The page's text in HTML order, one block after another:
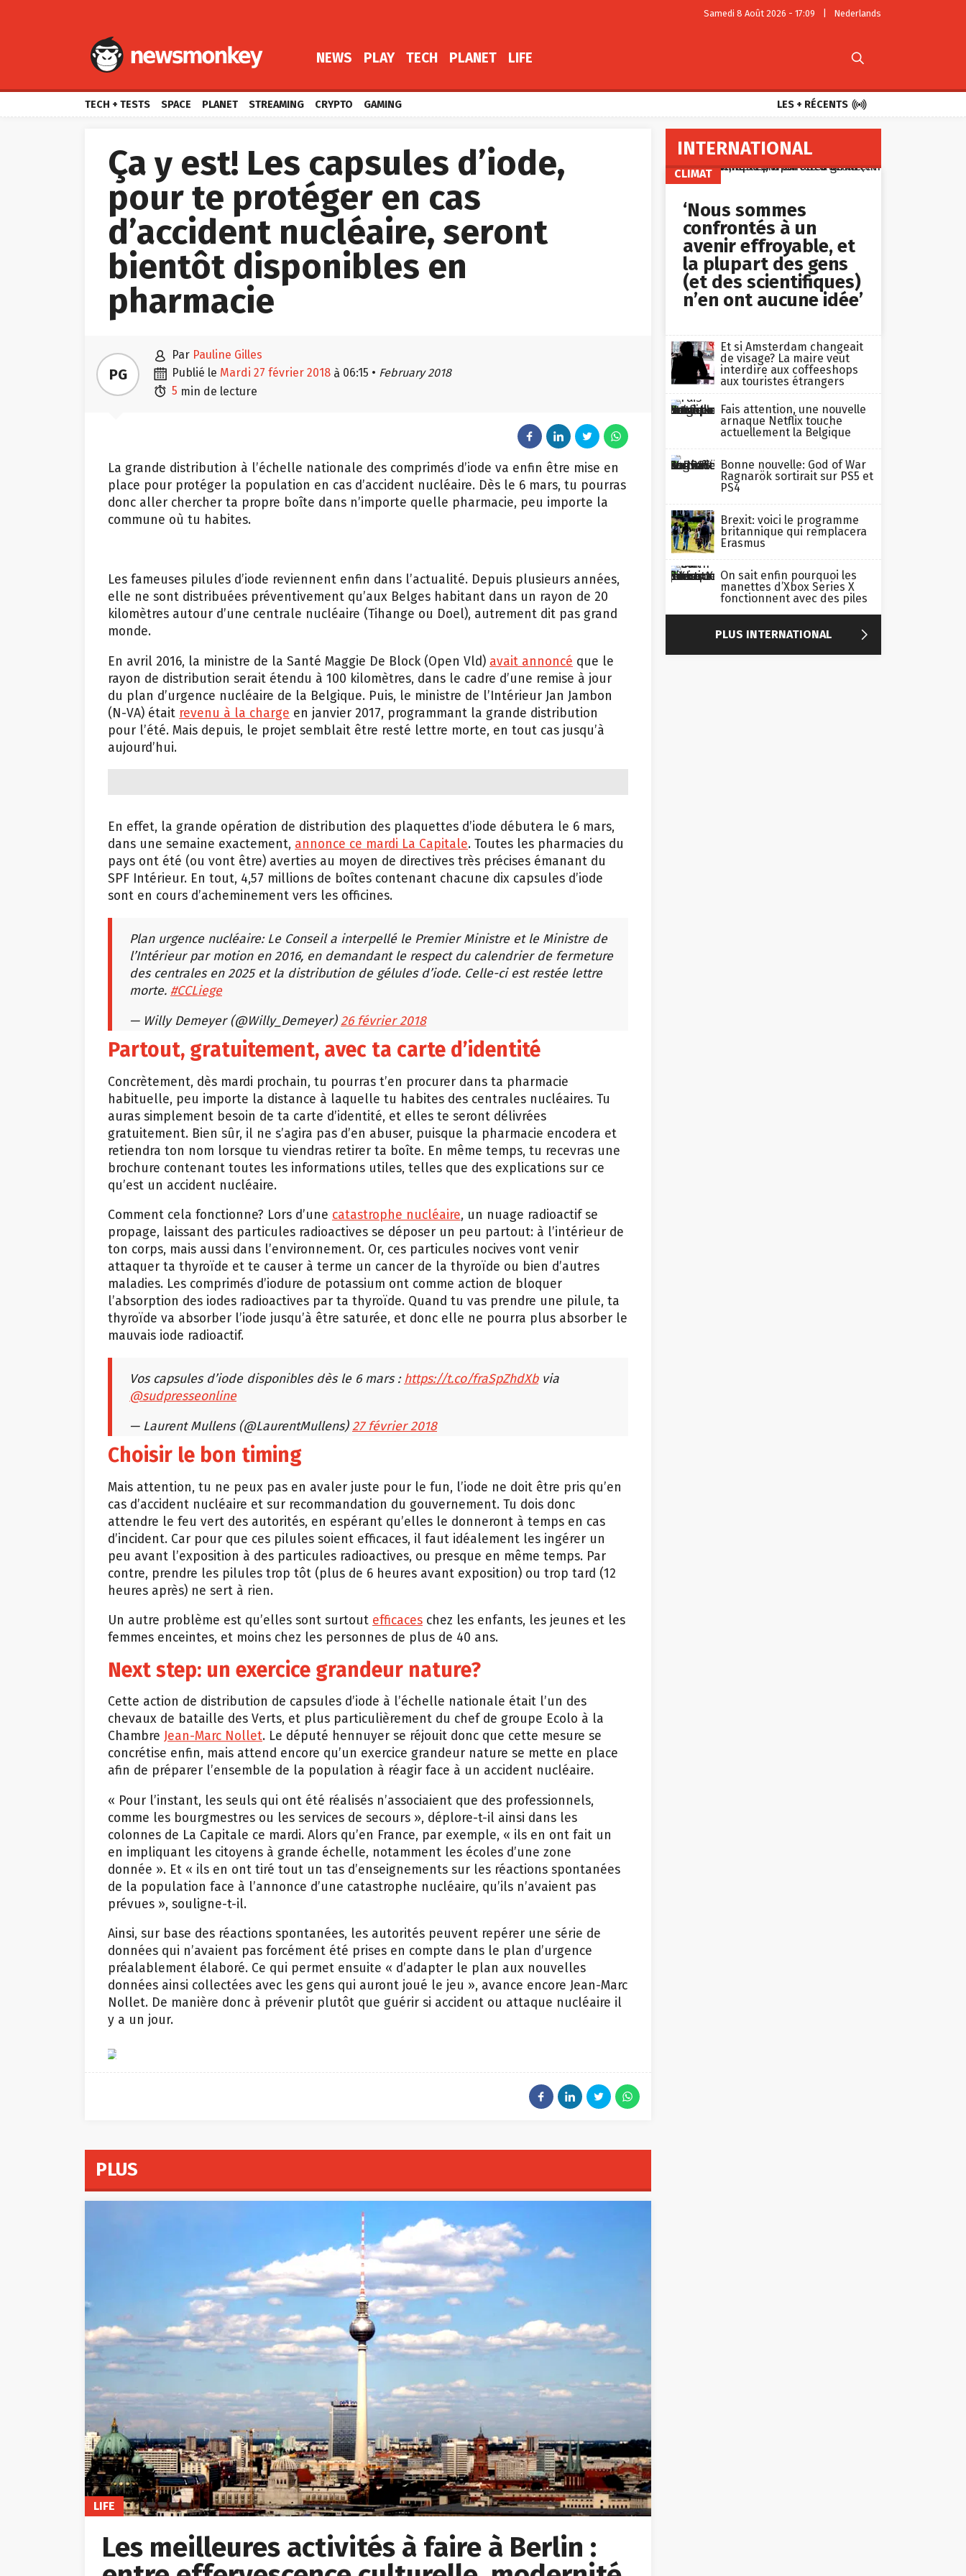
Samedi 8 Août 2026 - 17:09 Nederlands
NEWS PLAY TECH PLANET LIFE 
TECH + TESTS SPACE PLANET STREAMING CRYPTO GAMING LES + RÉCENTS 
Ça y est! Les capsules d’iode,
pour te protéger en cas
d’accident nucléaire, seront
bientôt disponibles en
pharmacie
PG
 par Pauline Gilles
 publié le mardi 27 février 2018 à 06:15 • February 2018
 5 min de lecture
La grande distribution à l’échelle nationale des comprimés d’iode va enfin être mise en
place pour protéger la population en cas d’accident nucléaire. Dès le 6 mars, tu pourras
donc aller chercher ta propre boîte dans n’importe quelle pharmacie, peu importe la
commune où tu habites.
Les fameuses pilules d’iode reviennent enfin dans l’actualité. Depuis plusieurs années,
elle ne sont distribuées préventivement qu’aux Belges habitant dans un rayon de 20
kilomètres autour d’une centrale nucléaire (Tihange ou Doel), autrement dit pas grand
monde.
En avril 2016, la ministre de la Santé Maggie De Block (Open Vld) avait annoncé que le
rayon de distribution serait étendu à 100 kilomètres, dans le cadre d’une remise à jour
du plan d’urgence nucléaire de la Belgique. Puis, le ministre de l’Intérieur Jan Jambon
(N-VA) était revenu à la charge en janvier 2017, programmant la grande distribution
pour l’été. Mais depuis, le projet semblait être resté lettre morte, en tout cas jusqu’à
aujourd’hui.
En effet, la grande opération de distribution des plaquettes d’iode débutera le 6 mars,
dans une semaine exactement, annonce ce mardi La Capitale. Toutes les pharmacies du
pays ont été (ou vont être) averties au moyen de directives très précises émanant du
SPF Intérieur. En tout, 4,57 millions de boîtes contenant chacune dix capsules d’iode
sont en cours d’acheminement vers les officines.
Plan urgence nucléaire: Le Conseil a interpellé le Premier Ministre et le Ministre de
l’Intérieur par motion en 2016, en demandant le respect du calendrier de fermeture
des centrales en 2025 et la distribution de gélules d’iode. Celle-ci est restée lettre
morte. #CCLiege
— Willy Demeyer (@Willy_Demeyer)26 février 2018
Partout, gratuitement, avec ta carte d’identité
Concrètement, dès mardi prochain, tu pourras t’en procurer dans ta pharmacie
habituelle, peu importe la distance à laquelle tu habites des centrales nucléaires. Tu
auras simplement besoin de ta carte d’identité, et elles te seront délivrées
gratuitement. Bien sûr, il ne s’agira pas d’en abuser, puisque la pharmacie encodera et
retiendra ton nom lorsque tu viendras retirer ta boîte. En même temps, tu recevras une
brochure contenant toutes les informations utiles, telles que des explications sur ce
qu’est un accident nucléaire.
Comment cela fonctionne? Lors d’une catastrophe nucléaire, un nuage radioactif se
propage, laissant des particules radioactives se déposer un peu partout: à l’intérieur de
ton corps, mais aussi dans l’environnement. Or, ces particules nocives vont venir
attaquer ta thyroïde et te causer à terme un cancer de la thyroïde ou bien d’autres
maladies. Les comprimés d’iodure de potassium ont comme action de bloquer
l’absorption des iodes radioactives par ta thyroïde. Quand tu vas prendre une pilule, ta
thyroïde va absorber l’iode jusqu’à être saturée, et donc elle ne pourra plus absorber le
mauvais iode radioactif.
Vos capsules d’iode disponibles dès le 6 mars :https://t.co/fraSpZhdXbvia
@sudpresseonline
— Laurent Mullens (@LaurentMullens)27 février 2018
Choisir le bon timing
Mais attention, tu ne peux pas en avaler juste pour le fun, l’iode ne doit être pris qu’en
cas d’accident nucléaire et sur recommandation du gouvernement. Tu dois donc
attendre le feu vert des autorités, en espérant qu’elles le donneront à temps en cas
d’incident. Car pour que ces pilules soient efficaces, il faut idéalement les ingérer un
peu avant l’exposition à des particules radioactives, ou presque en même temps. Par
contre, prendre les pilules trop tôt (plus de 6 heures avant exposition) ou trop tard (12
heures après) ne sert à rien.
Un autre problème est qu’elles sont surtout efficaces chez les enfants, les jeunes et les
femmes enceintes, et moins chez les personnes de plus de 40 ans.
Next step: un exercice grandeur nature?
Cette action de distribution de capsules d’iode à l’échelle nationale était l’un des
chevaux de bataille des Verts, et plus particulièrement du chef de groupe Ecolo à la
Chambre Jean-Marc Nollet. Le député hennuyer se réjouit donc que cette mesure se
concrétise enfin, mais attend encore qu’un exercice grandeur nature se mette en place
afin de préparer l’ensemble de la population à réagir face à un accident nucléaire.
« Pour l’instant, les seuls qui ont été réalisés n’associaient que des professionnels,
comme les bourgmestres ou les services de secours », déplore-t-il ainsi dans les
colonnes de La Capitale ce mardi. Alors qu’en France, par exemple, « ils en ont fait un
en impliquant les citoyens à grande échelle, notamment les écoles d’une zone
donnée ». Et « ils en ont tiré tout un tas d’enseignements sur les réactions spontanées
de la population face à l’annonce d’une catastrophe nucléaire, qu’ils n’avaient pas
prévues », souligne-t-il.
Ainsi, sur base des réactions spontanées, les autorités peuvent repérer une série de
données qui n’avaient pas forcément été prises en compte dans le plan d’urgence
préalablement élaboré. Ce qui permet ensuite « d’adapter le plan aux nouvelles
données ainsi collectées avec les gens qui auront joué le jeu », avance encore Jean-Marc
Nollet. De manière donc à prévenir plutôt que guérir si accident ou attaque nucléaire il
y a un jour.
PLUS
LIFE
Les meilleures activités à faire à Berlin :
INTERNATIONAL
CLIMAT
‘Nous sommes
confrontés à un
avenir effroyable, et
la plupart des gens
(et des scientifiques)
n’en ont aucune idée’
Et si Amsterdam changeait
de visage? La maire veut
interdire aux coffeeshops
aux touristes étrangers
Fais attention, une nouvelle
arnaque Netflix touche
actuellement la Belgique
Bonne nouvelle: God of War
Ragnarök sortirait sur PS5 et
PS4
Brexit: voici le programme
britannique qui remplacera
Erasmus
On sait enfin pourquoi les
manettes d’Xbox Series X
fonctionnent avec des piles
PLUS INTERNATIONAL 